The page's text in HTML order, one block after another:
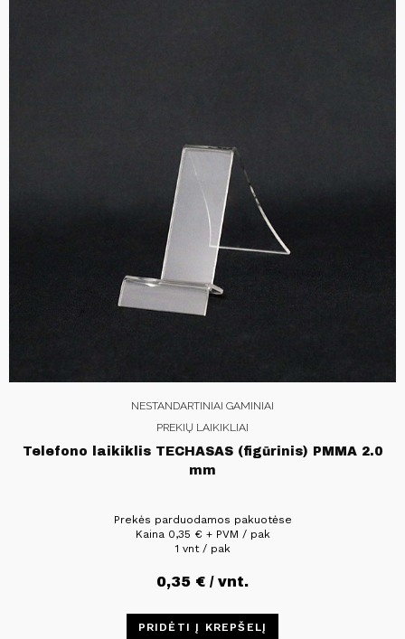
NESTANDARTINIAI GAMINIAI
PREKIŲ LAIKIKLIAI
Telefono laikiklis TECHASAS (figūrinis) PMMA 2.0
mm
Prekės parduodamos pakuotėse
Kaina 0,35 €+ PVM / pak
1 vnt / pak
0,35 € / vnt.
PRIDĖTI Į KREPŠELĮ